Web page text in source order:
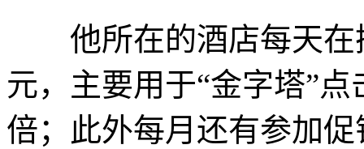
他所在的酒店每天在
元，主要用于“金字塔”
倍；此外每月还有参加